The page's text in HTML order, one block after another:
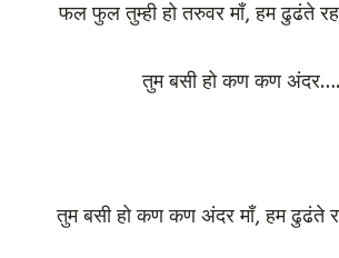
फल फुल तुम्ही हो तरुवर माँ, हम ढुढंते रह
तुम बसी हो कण कण
तुम बसी हो कण कण अंदर माँ, हम ढुढंते